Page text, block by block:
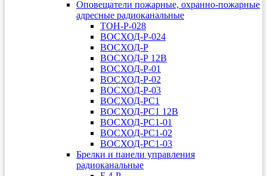
Оповещатели пожарные, охранно-пожарные
адресные радиоканальные
ТОН-Р-028
ВОСХОД-Р-024
ВОСХОД-Р
ВОСХОД-Р 12В
ВОСХОД-Р-01
ВОСХОД-Р-02
ВОСХОД-Р-03
ВОСХОД-РС1
ВОСХОД-РС1 12В
ВОСХОД-РС1-01
ВОСХОД-РС1-02
ВОСХОД-РС1-03
Брелки и панели управления
радиоканальные